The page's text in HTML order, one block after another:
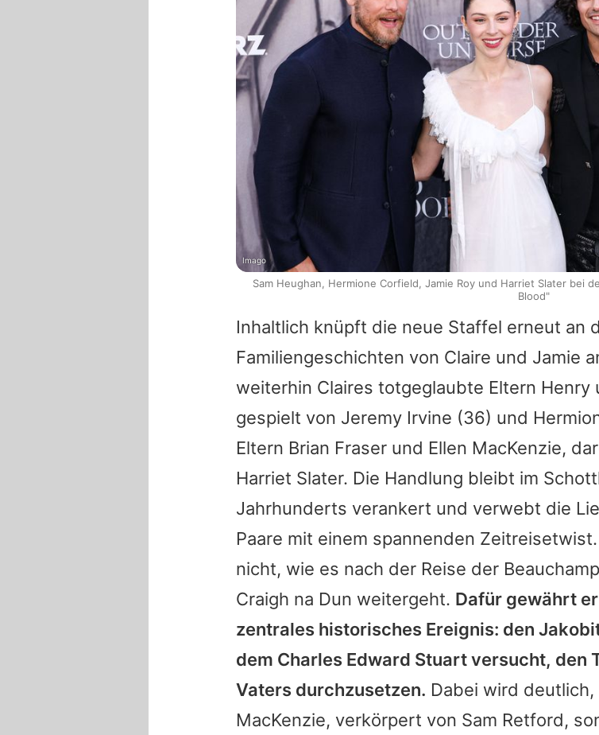
Inhaltlich knüpft die neue Staffel erneut an
Familiengeschichten von Claire und Jamie
weiterhin Claires totgeglaubte Eltern Henry
gespielt von Jeremy Irvine (36) und
Eltern Brian Fraser und Ellen MacKenzie,
Harriet Slater. Die Handlung bleibt im
Jahrhunderts verankert und verwebt die
Paare mit einem spannenden
nicht, wie es nach der Reise der
Craigh na Dun weitergeht. Dafür gewährt
zentrales historisches Ereignis: den
dem Charles Edward Stuart versucht, den
Vaters durchzusetzen. Dabei wird
MacKenzie, verkörpert von Sam Retford,
Imago
Sam Heughan, Hermione Corfield, Jamie Roy und Harriet Slater bei
Blood"